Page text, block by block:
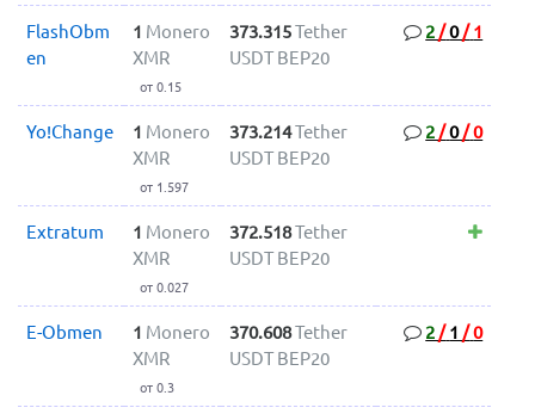
FlashObm
en
1 Monero
XMR
от 0.15
373.315Tether
USDT BEP20
2 /0/ 1
Yo!Change 1 Monero
XMR
от 1.597
373.214Tether
USDT BEP20
2 /0/0
Extratum 1 Monero
XMR
от 0.027
372.518Tether
USDT BEP20
E-Obmen 1 Monero
XMR
от 0.3
370.608Tether
USDT BEP20
2 / 1 /0